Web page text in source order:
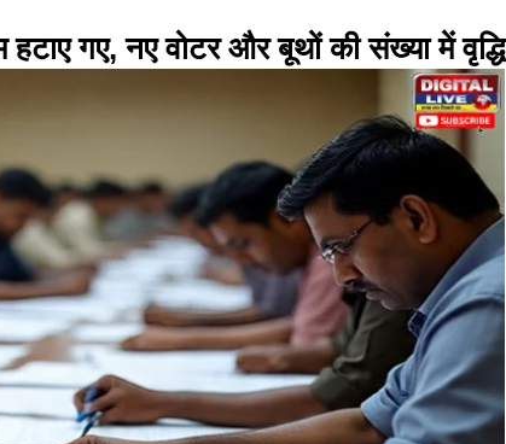
गए, नए वोटर और बूथों की संख्या में वृद्धि